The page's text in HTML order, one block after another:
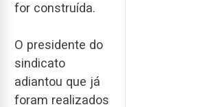
for construída.
O presidente do
sindicato
adiantou que já
foram realizados